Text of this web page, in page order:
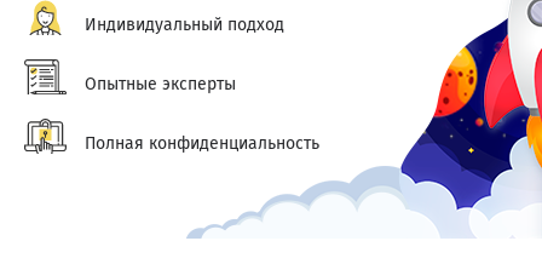
Индивидуальный подход
Опытные эксперты
Полная конфиденциальность